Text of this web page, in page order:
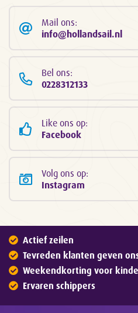
Mail ons:
info@hollandsail.nl
Bel ons:
0228312133
Like ons op:
Facebook
Volg ons op:
Instagram
Actief zeilen
Tevreden klanten geven
Weekendkorting voor
Ervaren schippers